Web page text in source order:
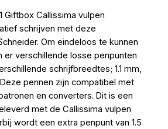
Giftbox Callissima vulpen
schrijven met deze
Om eindeloos te kunnen
er verschillende losse penpunten
schrijfbreedtes; 1.1 mm,
Deze pennen zijn compatibel met
en converters. Dit is een
met de Callissima vulpen
wordt een extra penpunt van 1.5